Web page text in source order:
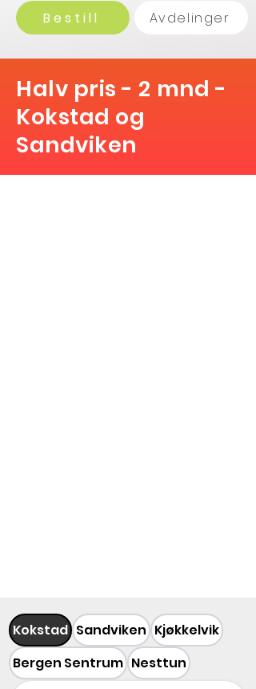
Bestill Avdelinger
Halv pris - 2 mnd -
Kokstad og
Sandviken
Kokstad Sandviken Kjøkkelvik
Bergen Sentrum Nesttun